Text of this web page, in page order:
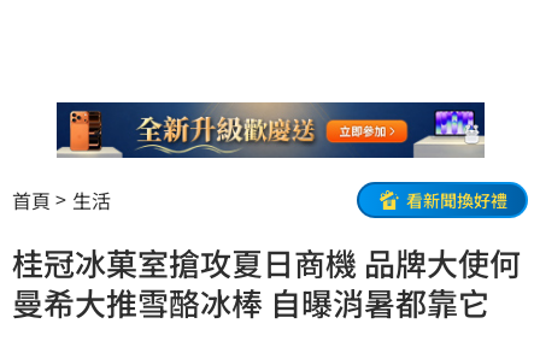
首頁 生活 看新聞換好禮
桂冠冰菓室搶攻夏日商機 品牌大使何
曼希大推雪酪冰棒 自曝消暑都靠它